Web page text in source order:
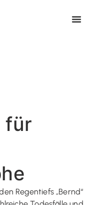
für
Regentiefs „Bernd“